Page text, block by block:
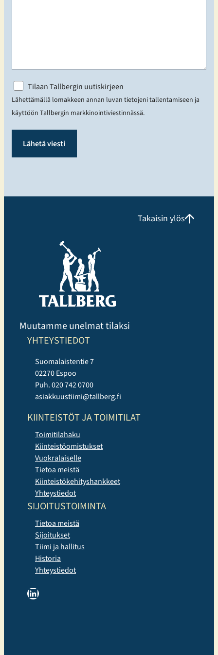
N
m
e
Tilaan Tallbergin uutiskirjeen
Lähettämällä lomakkeen annan luvan tietojeni tallentamiseen ja
käyttöön Tallbergin markkinointiviestinnässä.
Takaisin ylös
Muutamme unelmat tilaksi
YHTEYSTIEDOT
Suomalaistentie 7
02270 Espoo
Puh. 020 742 0700
asiakkuustiimi@tallberg.fi
KIINTEISTÖT JA TOIMITILAT
Toimitilahaku
Kiinteistöomistukset
Vuokralaiselle
Tietoa meistä
Kiinteistökehityshankkeet
Yhteystiedot
SIJOITUSTOIMINTA
Tietoa meistä
Sijoitukset
Tiimi ja hallitus
Historia
Yhteystiedot
LinkedIn